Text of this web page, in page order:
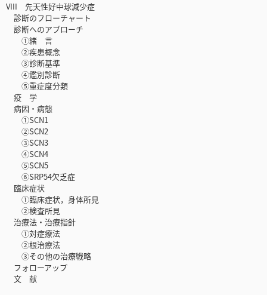
VIII 先天性好中球減少症
診断のフローチャート
診断へのアプローチ
①緒 言
②疾患概念
③診断基準
④鑑別診断
⑤重症度分類
疫 学
病因・病態
①SCN1
②SCN2
③SCN3
④SCN4
⑤SCN5
⑥SRP54欠乏症
臨床症状
①臨床症状，身体所見
②検査所見
治療法・治療指針
①対症療法
②根治療法
③その他の治療戦略
フォローアップ
文 献